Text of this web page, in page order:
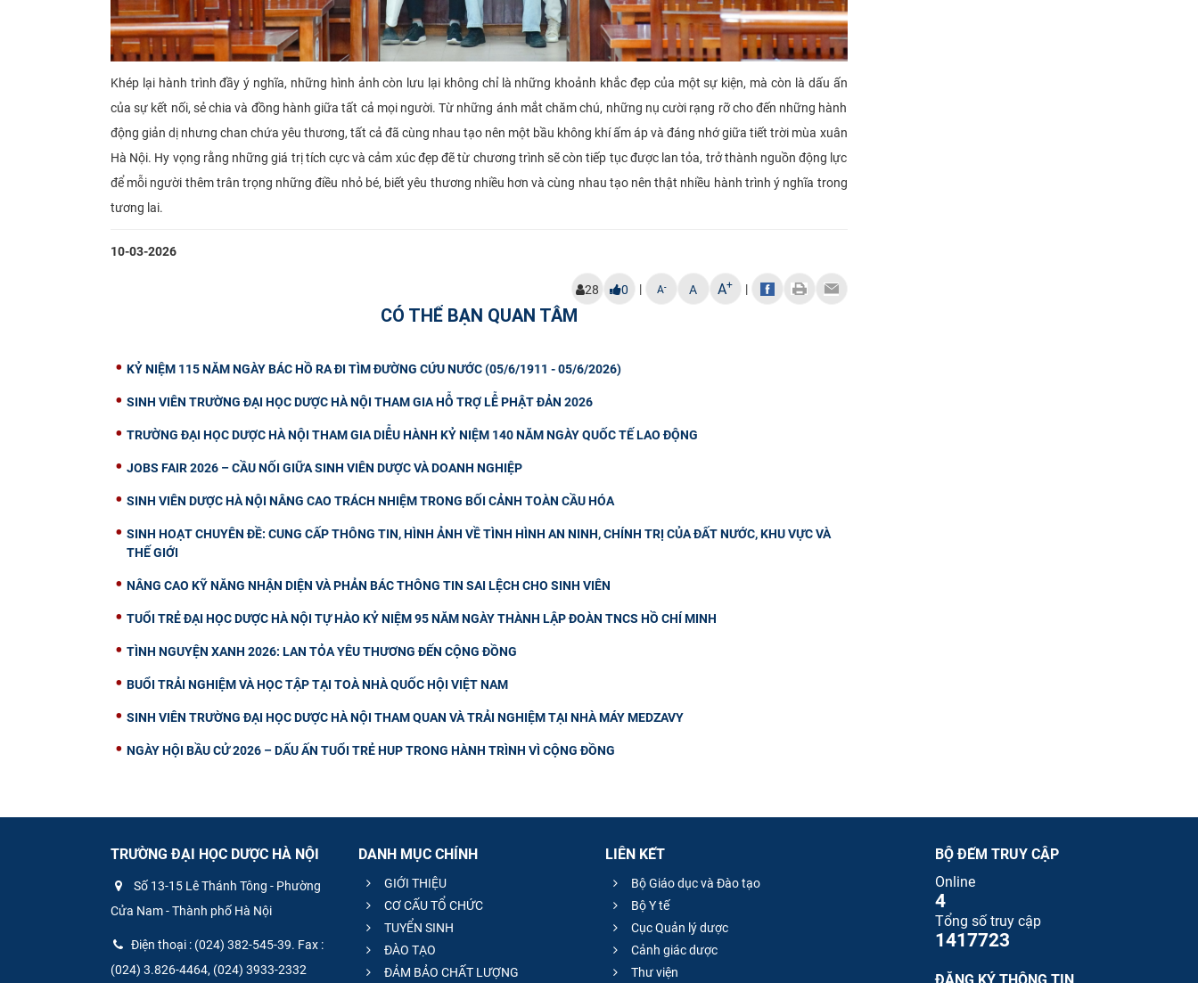
Khép lại hành trình đầy ý nghĩa, những hình ảnh còn lưu lại không chỉ là những khoảnh khắc đẹp của một sự kiện, mà còn là dấu ấn
của sự kết nối, sẻ chia và đồng hành giữa tất cả mọi người. Từ những ánh mắt chăm chú, những nụ cười rạng rỡ cho đến những hành
động giản dị nhưng chan chứa yêu thương, tất cả đã cùng nhau tạo nên một bầu không khí ấm áp và đáng nhớ giữa tiết trời mùa xuân
Hà Nội. Hy vọng rằng những giá trị tích cực và cảm xúc đẹp đẽ từ chương trình sẽ còn tiếp tục được lan tỏa, trở thành nguồn động lực
để mỗi người thêm trân trọng những điều nhỏ bé, biết yêu thương nhiều hơn và cùng nhau tạo nên thật nhiều hành trình ý nghĩa trong
tương lai.
10-03-2026
28 0 | A- A A+ |
CÓ THỂ BẠN QUAN TÂM
KỶ NIỆM 115 NĂM NGÀY BÁC HỒ RA ĐI TÌM ĐƯỜNG CỨU NƯỚC (05/6/1911 - 05/6/2026)
SINH VIÊN TRƯỜNG ĐẠI HỌC DƯỢC HÀ NỘI THAM GIA HỖ TRỢ LỄ PHẬT ĐẢN 2026
TRƯỜNG ĐẠI HỌC DƯỢC HÀ NỘI THAM GIA DIỄU HÀNH KỶ NIỆM 140 NĂM NGÀY QUỐC TẾ LAO ĐỘNG
JOBS FAIR 2026 – CẦU NỐI GIỮA SINH VIÊN DƯỢC VÀ DOANH NGHIỆP
SINH VIÊN DƯỢC HÀ NỘI NÂNG CAO TRÁCH NHIỆM TRONG BỐI CẢNH TOÀN CẦU HÓA
SINH HOẠT CHUYÊN ĐỀ: CUNG CẤP THÔNG TIN, HÌNH ẢNH VỀ TÌNH HÌNH AN NINH, CHÍNH TRỊ CỦA ĐẤT NƯỚC, KHU VỰC VÀ
THẾ GIỚI
NÂNG CAO KỸ NĂNG NHẬN DIỆN VÀ PHẢN BÁC THÔNG TIN SAI LỆCH CHO SINH VIÊN
TUỔI TRẺ ĐẠI HỌC DƯỢC HÀ NỘI TỰ HÀO KỶ NIỆM 95 NĂM NGÀY THÀNH LẬP ĐOÀN TNCS HỒ CHÍ MINH
TÌNH NGUYỆN XANH 2026: LAN TỎA YÊU THƯƠNG ĐẾN CỘNG ĐỒNG
BUỔI TRẢI NGHIỆM VÀ HỌC TẬP TẠI TOÀ NHÀ QUỐC HỘI VIỆT NAM
SINH VIÊN TRƯỜNG ĐẠI HỌC DƯỢC HÀ NỘI THAM QUAN VÀ TRẢI NGHIỆM TẠI NHÀ MÁY MEDZAVY
NGÀY HỘI BẦU CỬ 2026 – DẤU ẤN TUỔI TRẺ HUP TRONG HÀNH TRÌNH VÌ CỘNG ĐỒNG
TRƯỜNG ĐẠI HỌC DƯỢC HÀ NỘI
Số 13-15 Lê Thánh Tông - Phường
Cửa Nam - Thành phố Hà Nội
Điện thoại : (024) 382-545-39. Fax :
(024) 3.826-4464, (024) 3933-2332
DANH MỤC CHÍNH
GIỚI THIỆU
CƠ CẤU TỔ CHỨC
TUYỂN SINH
ĐÀO TẠO
ĐẢM BẢO CHẤT LƯỢNG
LIÊN KẾT
Bộ Giáo dục và Đào tạo
Bộ Y tế
Cục Quản lý dược
Cảnh giác dược
Thư viện
BỘ ĐẾM TRUY CẬP
Online
4
Tổng số truy cập
1417723